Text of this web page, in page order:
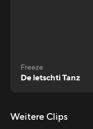
Freeze
De letschti Tanz
Weitere Clips